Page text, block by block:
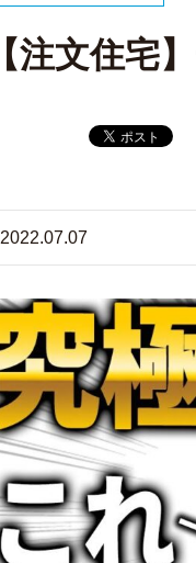
【注文住宅
2022.07.07